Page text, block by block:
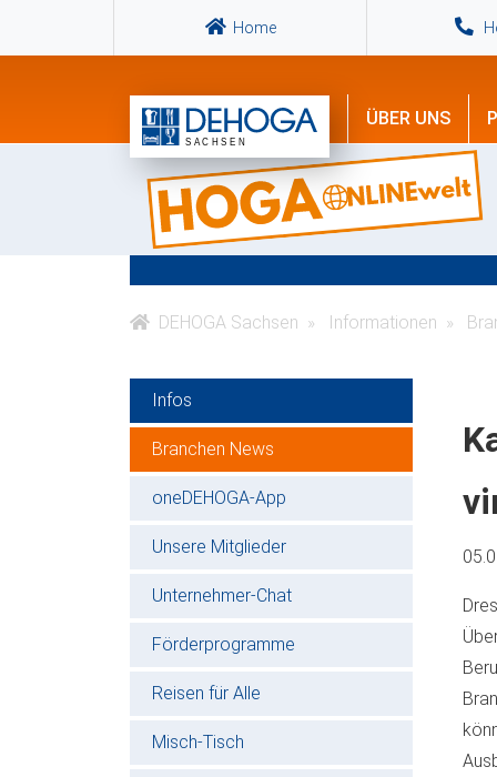
Home
ÜBER UNS
DEHOGA Sachsen Informationen
Infos
Branchen News
oneDEHOGA-App
Unsere Mitglieder
Unternehmer-Chat
Förderprogramme
Reisen für Alle
Misch-Tisch